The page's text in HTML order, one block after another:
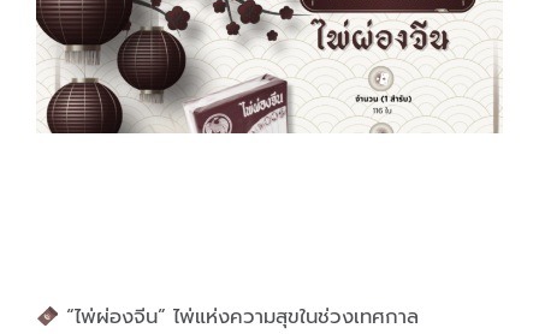
“ถูก
ประเภท”
งาน
สวย
ทน
“ไพ่ผ่องจีน” ไพ่แห่งความสุขในช่วงเทศกาล